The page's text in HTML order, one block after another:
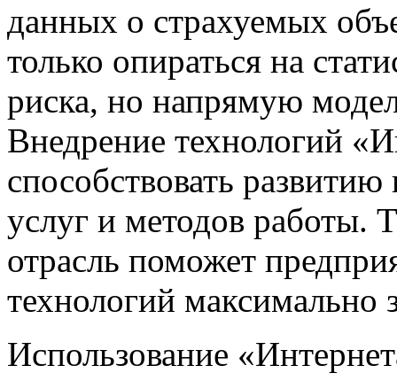
данных о страхуемых
только опираться на
риска, но напрямую
Внедрение технологий
способствовать
услуг и методов работы.
отрасль поможет
технологий
Использование